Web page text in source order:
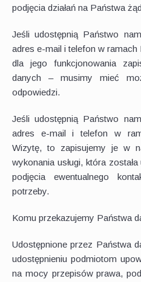
podjęcia działań na Państwa
Jeśli udostępnią Państwo
adres e-mail i telefon w
dla jego funkcjonowania
danych – musimy mieć
odpowiedzi.
Jeśli udostępnią Państwo
adres e-mail i telefon w
Wizytę, to zapisujemy je w
wykonania usługi, która
podjęcia ewentualnego
potrzeby.
Komu przekazujemy Państwa
Udostępnione przez Państwa
udostępnieniu podmiotom
na mocy przepisów prawa,